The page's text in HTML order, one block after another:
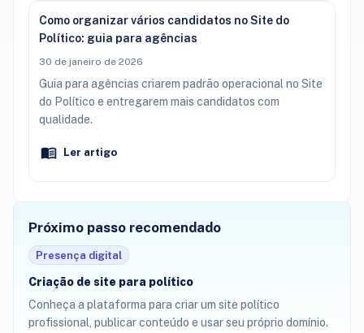
Como organizar vários candidatos no Site do
Político: guia para agências
30 de janeiro de 2026
Guia para agências criarem padrão operacional no Site
do Político e entregarem mais candidatos com
qualidade.
Ler artigo
Próximo passo recomendado
Presença digital
Criação de site para político
Conheça a plataforma para criar um site político
profissional, publicar conteúdo e usar seu próprio domínio.